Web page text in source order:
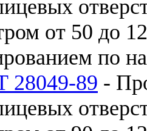
от 50 до
по
28049-89 -